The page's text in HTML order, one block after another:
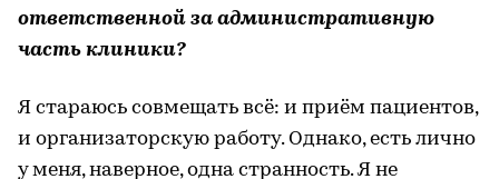
ответственной за административную
часть клиники?
Я стараюсь совмещать всё: и приём пациентов,
и организаторскую работу. Однако, есть лично
у меня, наверное, одна странность. Я не